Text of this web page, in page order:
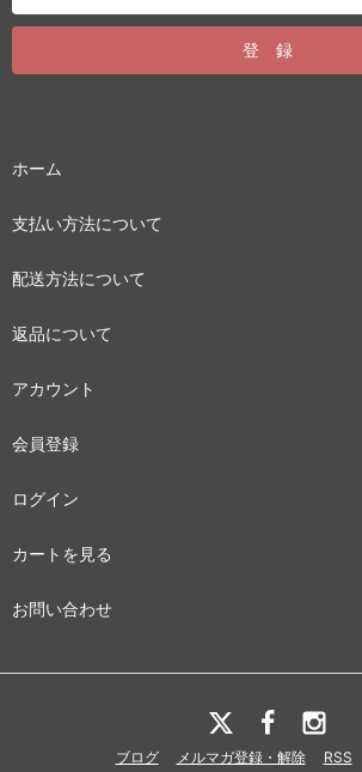
ホーム
支払い方法について
配送方法について
返品について
アカウント
会員登録
ログイン
カートを見る
お問い合わせ
ブログ メルマガ登録・解除 RSS